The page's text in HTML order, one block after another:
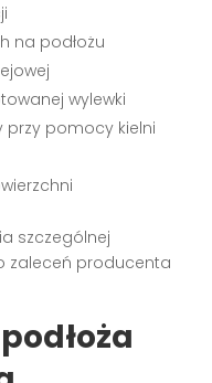
na podłożu
wylewki
przy pomocy kielni
szczególnej
zaleceń producenta